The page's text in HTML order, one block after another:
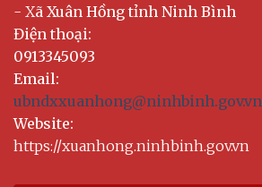
- Xã Xuân Hồng tỉnh Ninh Bình
Điện thoại:
0913345093
Email:
ubndxxuanhong@ninhbinh.gov.vn
Website:
https://xuanhong.ninhbinh.gov.vn